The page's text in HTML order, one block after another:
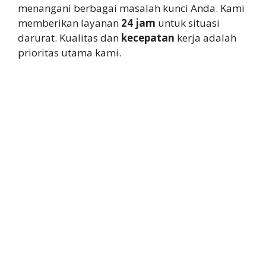
menangani berbagai masalah kunci Anda. Kami
memberikan layanan 24 jam untuk situasi
darurat. Kualitas dan kecepatan kerja adalah
prioritas utama kami.